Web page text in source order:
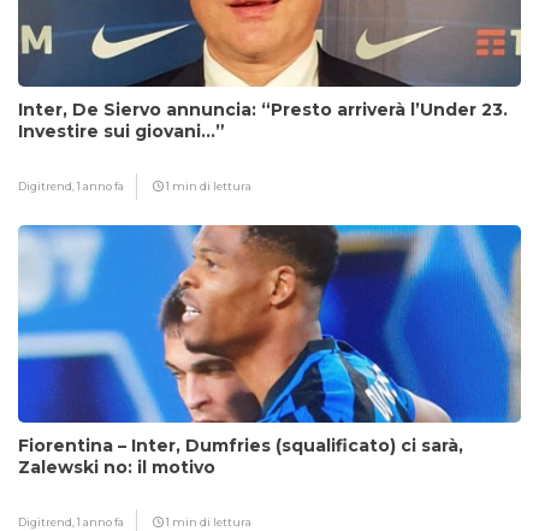
Inter, De Siervo annuncia: “Presto arriverà l’Under 23.
Investire sui giovani…”
Digitrend,1 anno fa 1 min di lettura
Fiorentina – Inter, Dumfries (squalificato) ci sarà,
Zalewski no: il motivo
Digitrend,1 anno fa 1 min di lettura